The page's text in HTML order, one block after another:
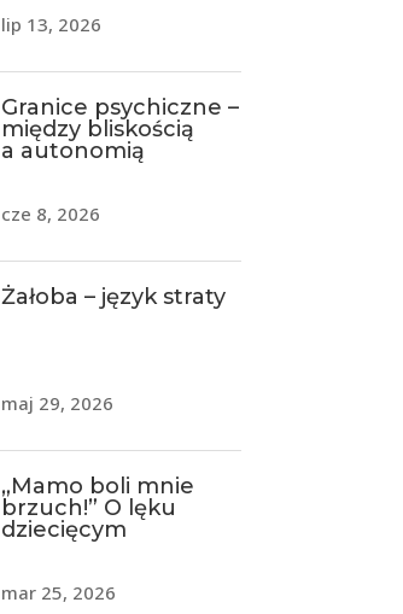
lip 13, 2026
Granice psychiczne –
między bliskością
a autonomią
cze 8, 2026
Żałoba – język straty
maj 29, 2026
„Mamo boli mnie
brzuch!” O lęku
dziecięcym
mar 25, 2026